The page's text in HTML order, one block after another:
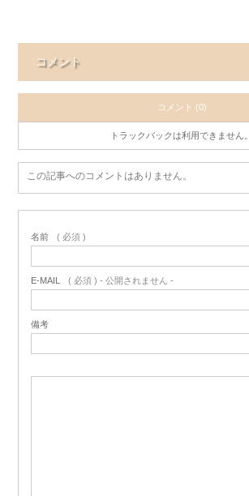
コメント
コメント (0)
トラックバックは利用できません。
この記事へのコメントはありません。
名前 ( 必須 )
E-MAIL ( 必須 ) - 公開されません -
備考